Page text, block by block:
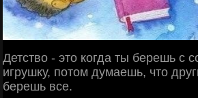
Детство - это когда ты берешь с
игрушку, потом думаешь, что
берешь все.